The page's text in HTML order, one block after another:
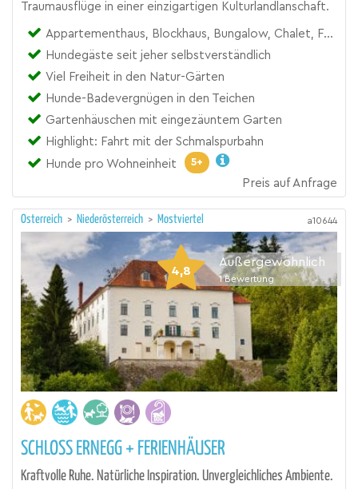
Traumausflüge in einer einzigartigen Kulturlandlanschaft.
Appartementhaus, Blockhaus, Bungalow, Chalet, Ferienhaus, Ferienwohnung, Gasthof, Hotel, Zimmer
Hundegäste seit jeher selbstverständlich
Viel Freiheit in den Natur-Gärten
Hunde-Badevergnügen in den Teichen
Gartenhäuschen mit eingezäuntem Garten
Highlight: Fahrt mit der Schmalspurbahn
Hunde pro Wohneinheit
5+
Preis auf Anfrage
Österreich > Niederösterreich > Mostviertel a10644
4,8
Außergewöhnlich
1 Bewertung
SCHLOSS ERNEGG + FERIENHÄUSER
Kraftvolle Ruhe. Natürliche Inspiration. Unvergleichliches Ambiente.